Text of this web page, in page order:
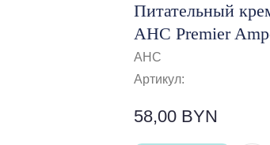
Питательный
AHC Premier
AHC
Артикул:
58,00 BYN